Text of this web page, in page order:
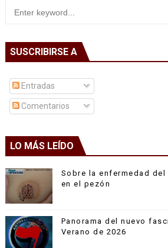
SUSCRIBIRSE A
Entradas
Comentarios
LO MÁS LEÍDO
Sobre la enfermedad
en el pezón
Panorama del nuevo
Verano de 2026